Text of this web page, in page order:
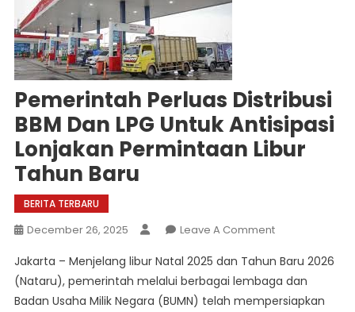
Pemerintah Perluas Distribusi
BBM Dan LPG Untuk Antisipasi
Lonjakan Permintaan Libur
Tahun Baru
BERITA TERBARU
December 26, 2025 Leave A CommentOn
Perluas
Distribusi
BBM
Jakarta – Menjelang libur Natal 2025 dan Tahun Baru 2026
(Nataru), pemerintah melalui berbagai lembaga dan
Badan Usaha Milik Negara (BUMN) telah mempersiapkan